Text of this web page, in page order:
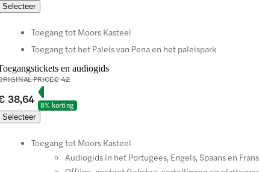
Selecteer
Toegang tot Moors Kasteel
Toegang tot het Paleis van Pena en het paleispark
en audiogids
PRICE€ 42
38,64
8% korting
Selecteer
Toegang tot Moors Kasteel
Audiogids in het Portugees, Engels, Spaans en Frans